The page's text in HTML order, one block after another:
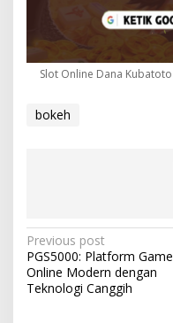
Slot Online Dana Kubatoto
bokeh
P
o
s
Previous post
PGS5000: Platform Game
Online Modern dengan
Teknologi Canggih